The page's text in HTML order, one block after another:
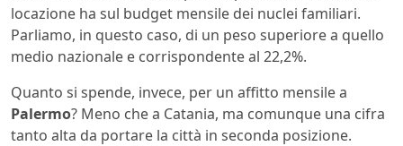
locazione ha sul budget mensile dei nuclei familiari.
Parliamo, in questo caso, di un peso superiore a quello
medio nazionale e corrispondente al 22,2%.
Quanto si spende, invece, per un affitto mensile a
Palermo? Meno che a Catania, ma comunque una cifra
tanto alta da portare la città in seconda posizione.